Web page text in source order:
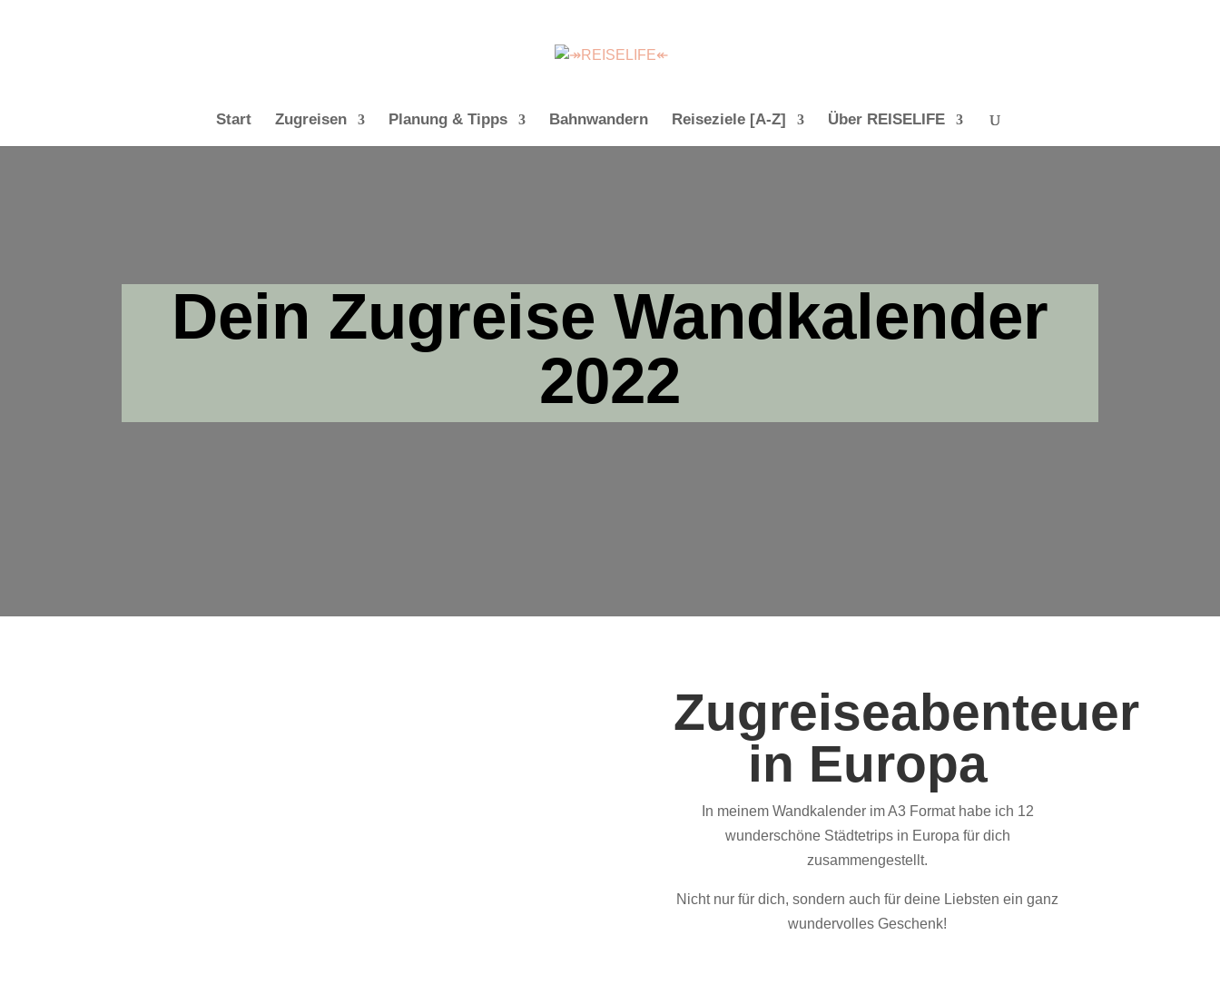
Start Zugreisen Planung & Tipps Bahnwandern Reiseziele [A-Z] Über REISELIFE
Dein Zugreise Wandkalender
2022
Zugreiseabenteuer
in Europa
In meinem Wandkalender im A3 Format habe ich 12
wunderschöne Städtetrips in Europa für dich
zusammengestellt.
Nicht nur für dich, sondern auch für deine Liebsten ein ganz
wundervolles Geschenk!